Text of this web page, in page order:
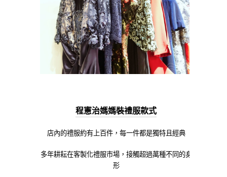
程憲治媽媽裝禮服款式
店內的禮服約有上百件，每一件都是獨特且經典
多年耕耘在客製化禮服市場，接觸超過萬種不同的身
形